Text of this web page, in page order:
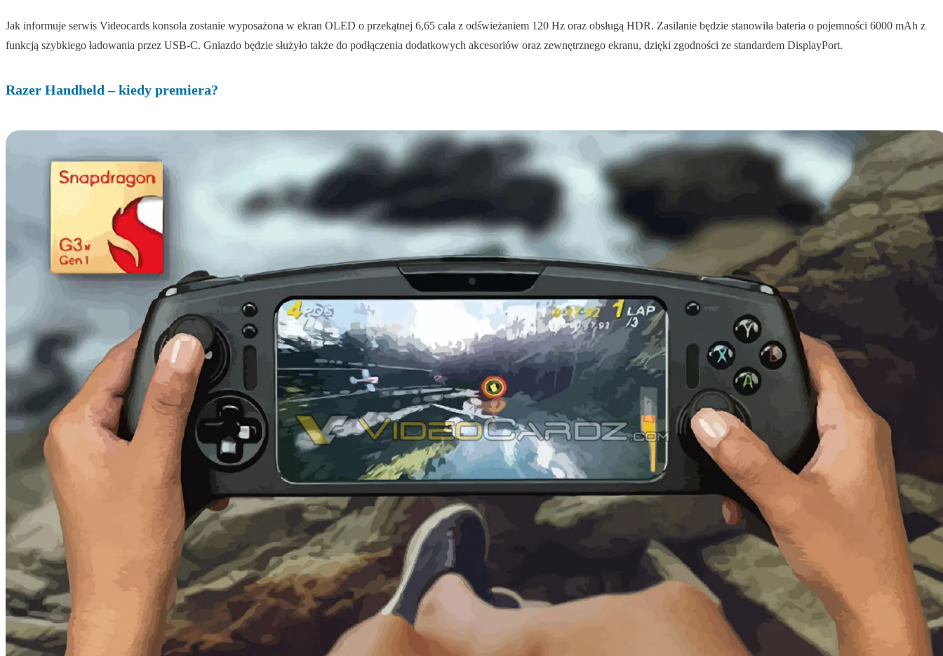
Jak informuje serwis Videocards konsola zostanie wyposażona w ekran OLED o przekątnej 6,65 cala z odświeżaniem 120 Hz oraz obsługą HDR. Zasilanie będzie stanowiła bateria o pojemności 6000 mAh z
funkcją szybkiego ładowania przez USB-C. Gniazdo będzie służyło także do podłączenia dodatkowych akcesoriów oraz zewnętrznego ekranu, dzięki zgodności ze standardem DisplayPort.
Razer Handheld – kiedy premiera?